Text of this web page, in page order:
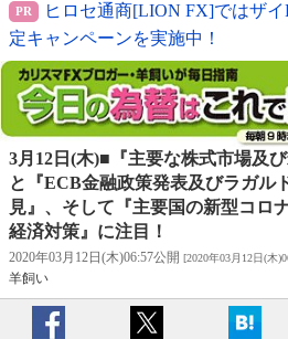
ヒロセ通商[LION FX]ではザ
定キャンペーンを実施中！
3月12日(木)■『主要な株式市場及
と『ECB金融政策発表及びラガル
見』、そして『主要国の新型コロ
経済対策』に注目！
2020年03月12日(木)06:57公開 [2020年03月12日(木
羊飼い